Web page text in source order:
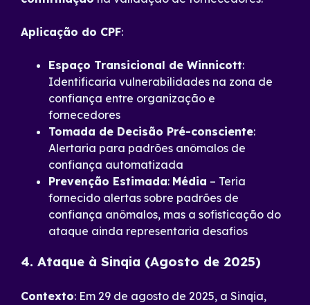
Aplicação do CPF:
Espaço Transicional de Winnicott:
Identificaria vulnerabilidades na zona de
confiança entre organização e
fornecedores
Tomada de Decisão Pré-consciente:
Alertaria para padrões anômalos de
confiança automatizada
Prevenção Estimada: Média – Teria
fornecido alertas sobre padrões de
confiança anômalos, mas a sofisticação do
ataque ainda representaria desafios
4. Ataque à Sinqia (Agosto de 2025)
Contexto: Em 29 de agosto de 2025, a Sinqia,